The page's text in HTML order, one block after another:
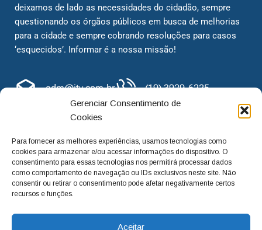
Gerenciar Consentimento de
Cookies
Para fornecer as melhores experiências, usamos tecnologias como
cookies para armazenar e/ou acessar informações do dispositivo. O
consentimento para essas tecnologias nos permitirá processar dados
como comportamento de navegação ou IDs exclusivos neste site. Não
consentir ou retirar o consentimento pode afetar negativamente certos
recursos e funções.
Aceitar
deixamos de lado as necessidades do cidadão, sempre
questionando os órgãos públicos em busca de melhorias
para a cidade e sempre cobrando resoluções para casos
‘esquecidos’. Informar é a nossa missão!
adm@jtv.com.br
(19) 3929-6225
(19) 99450-1424